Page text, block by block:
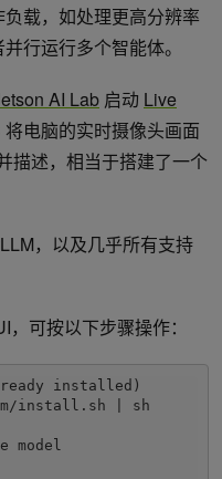
载，如处理更高分辨率
行运行多个智能体。
AI Lab 启动 Live
电脑的实时摄像头画面
描述，相当于搭建了一个
，以及几乎所有支持
可按以下步骤操作：
installed)
install.sh | sh
model